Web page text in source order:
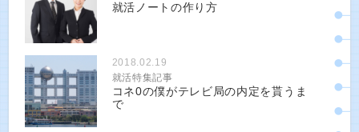
就活ノートの作り方
2018.02.19
就活特集記事
コネ0の僕がテレビ局の内定を貰うま
で